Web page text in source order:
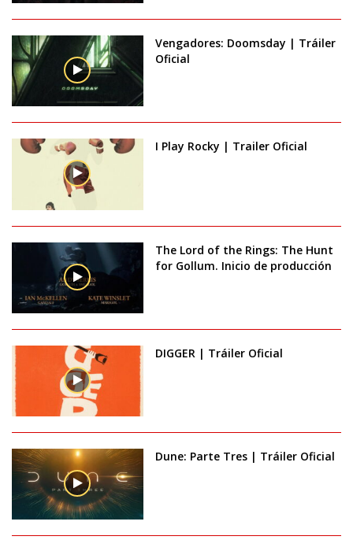
Vengadores: Doomsday | Tráiler
Oficial
I Play Rocky | Trailer Oficial
The Lord of the Rings: The Hunt
for Gollum. Inicio de producción
DIGGER | Tráiler Oficial
Dune: Parte Tres | Tráiler Oficial